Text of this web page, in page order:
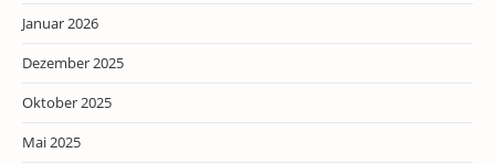
Januar 2026
Dezember 2025
Oktober 2025
Mai 2025